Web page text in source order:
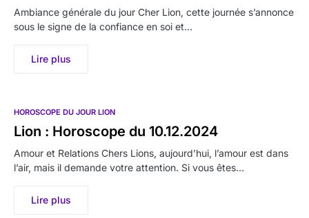
Ambiance générale du jour Cher Lion, cette journée s’annonce
sous le signe de la confiance en soi et…
Lire plus
HOROSCOPE DU JOUR LION
Lion : Horoscope du 10.12.2024
Amour et Relations Chers Lions, aujourd’hui, l’amour est dans
l’air, mais il demande votre attention. Si vous êtes…
Lire plus